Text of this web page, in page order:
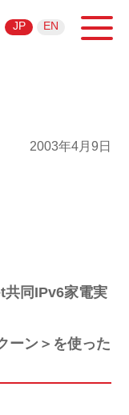
JP EN
2003年4月9日
共同IPv6家電実
ーン＞を使った